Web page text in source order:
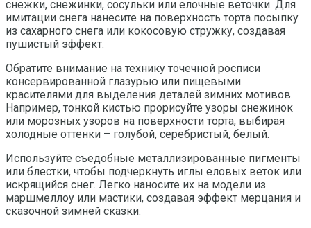
снежки, снежинки, сосульки или елочные веточки. Для
имитации снега нанесите на поверхность торта посыпку
из сахарного снега или кокосовую стружку, создавая
пушистый эффект.
Обратите внимание на технику точечной росписи
консервированной глазурью или пищевыми
красителями для выделения деталей зимних мотивов.
Например, тонкой кистью прорисуйте узоры снежинок
или морозных узоров на поверхности торта, выбирая
холодные оттенки – голубой, серебристый, белый.
Используйте съедобные металлизированные пигменты
или блестки, чтобы подчеркнуть иглы еловых веток или
искрящийся снег. Легко наносите их на модели из
маршмеллоу или мастики, создавая эффект мерцания и
сказочной зимней сказки.